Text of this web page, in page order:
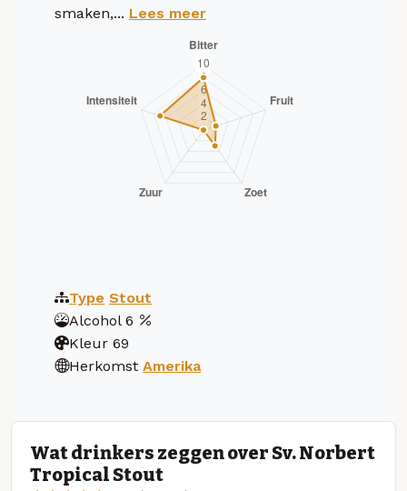
smaken,... Lees meer
Type Stout
Alcohol 6
Kleur 69
Herkomst Amerika
Wat drinkers zeggen over Sv. Norbert
Tropical Stout